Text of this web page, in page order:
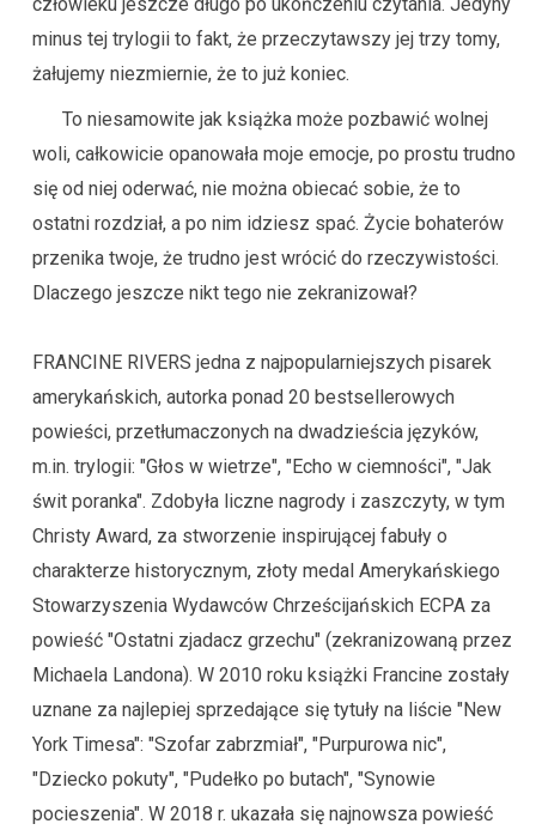
minus tej trylogii to fakt, że przeczytawszy jej trzy tomy,
żałujemy niezmiernie, że to już koniec.
To niesamowite jak książka może pozbawić wolnej
woli, całkowicie opanowała moje emocje, po prostu trudno
się od niej oderwać, nie można obiecać sobie, że to
ostatni rozdział, a po nim idziesz spać. Życie bohaterów
przenika twoje, że trudno jest wrócić do rzeczywistości.
Dlaczego jeszcze nikt tego nie zekranizował?
FRANCINE RIVERS jedna z najpopularniejszych pisarek
amerykańskich, autorka ponad 20 bestsellerowych
powieści, przetłumaczonych na dwadzieścia języków,
m.in. trylogii: "Głos w wietrze", "Echo w ciemności", "Jak
świt poranka". Zdobyła liczne nagrody i zaszczyty, w tym
Christy Award, za stworzenie inspirującej fabuły o
charakterze historycznym, złoty medal Amerykańskiego
Stowarzyszenia Wydawców Chrześcijańskich ECPA za
powieść "Ostatni zjadacz grzechu" (zekranizowaną przez
Michaela Landona). W 2010 roku książki Francine zostały
uznane za najlepiej sprzedające się tytuły na liście "New
York Timesa": "Szofar zabrzmiał", "Purpurowa nic",
"Dziecko pokuty", "Pudełko po butach", "Synowie
pocieszenia". W 2018 r. ukazała się najnowsza powieść